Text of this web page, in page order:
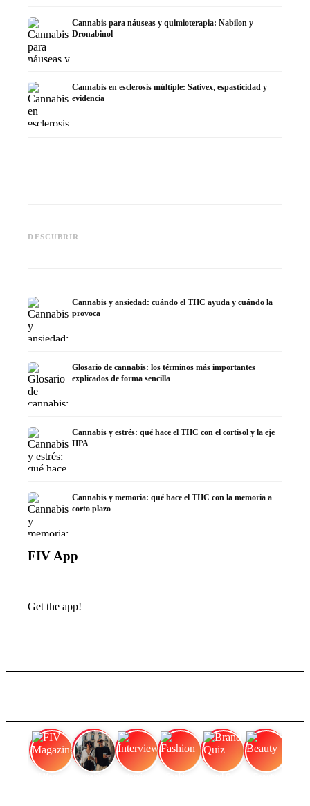
Cannabis para náuseas y quimioterapia: Nabilon y
Dronabinol
Cannabis en esclerosis múltiple: Sativex, espasticidad y
evidencia
DESCUBRIR
la investigación
Cannabis y ansiedad: cuándo el THC ayuda y cuándo la
provoca
Glosario de cannabis: los términos más importantes
explicados de forma sencilla
Cannabis y estrés: qué hace el THC con el cortisol y la eje
HPA
Cannabis y memoria: qué hace el THC con la memoria a
corto plazo
FIV App
Get the app!